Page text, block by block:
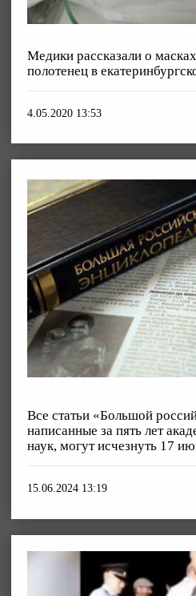
Медики рассказали о
полотенец в
4.05.2020 13:53
Все статьи «Большой
написанные за пять лет
наук, могут исчезнуть 17
15.06.2024 13:19